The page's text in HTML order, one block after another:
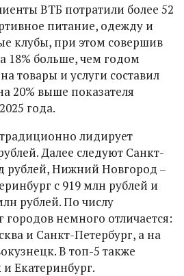
ВТБ потратили более 52
питание, одежду и
клубы, при этом совершив
18% больше, чем годом
товары и услуги составил
20% выше показателя
года.
лидирует
Далее следуют Санкт-
рублей, Нижний Новгород –
с 919 млн рублей и
рублей. По числу
немного отличается:
и Санкт-Петербург, а на
В топ-5 также
Екатеринбург.